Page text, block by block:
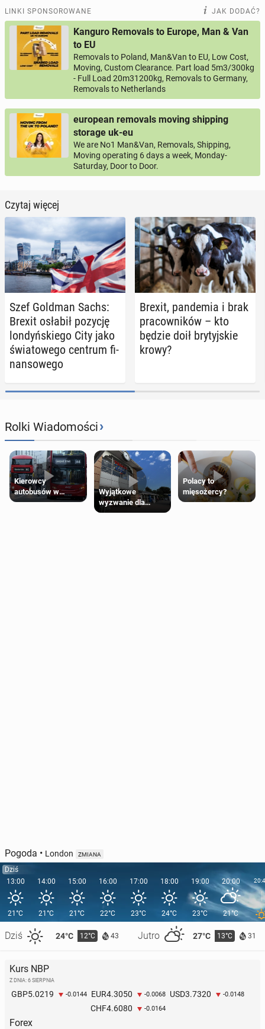
LINKI SPONSOROWANE JAK DODAĆ?
Kanguro Removals to Europe, Man & Van
to EU
Removals to Poland, Man&Van to EU, Low Cost,
Moving, Custom Clearance. Part load 5m3/300kg
- Full Load 20m31200kg, Removals to Germany,
Removals to Netherlands
european removals moving shipping
storage uk-eu
We are No1 Man&Van, Removals, Shipping,
Moving operating 6 days a week, Monday-
Saturday, Door to Door.
Czytaj więcej
Szef Goldman Sachs:
Brexit osłabił pozycję
lon­dyń­skie­go City jako
świa­to­we­go centrum fi­
nan­so­we­go
Brexit, pan­de­mia i brak
pra­cow­ni­ków – kto
będzie doił bry­tyj­skie
krowy?
Rolki Wiadomości›
Kierowcy
autobusów w
Londynie
Wyjątkowe
wyzwanie dla
posiadaczy kart
Polacy to
mięsożercy?
Pogoda • London ZMIANA
Dziś
13:00
21°C
Dziś 24°C 12°C 43 Jutro 27°C 13°C 31
14:00
21°C
15:00
21°C
16:00
22°C
17:00
23°C
18:00
24°C
19:00
23°C
20:00
21°C
Kurs NBP
Z DNIA: 6 SIERPNIA
GBP5.0219 -0.0144 EUR4.3050 -0.0068 USD3.7320 -0.0148
CHF4.6080 -0.0164
Forex